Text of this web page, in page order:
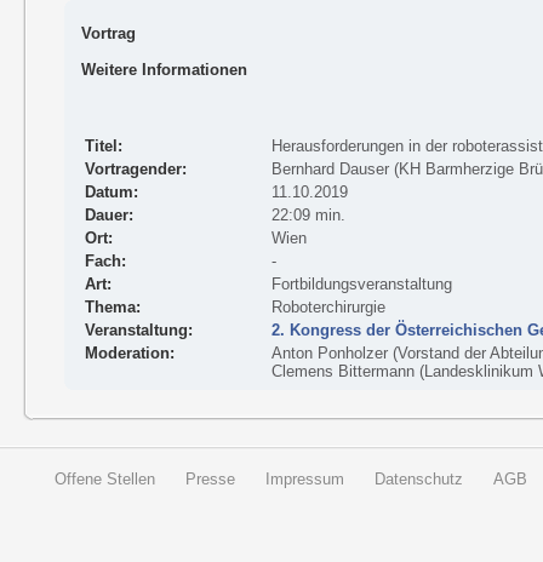
Vortrag
Weitere Informationen
Titel:
Herausforderungen in der
Vortragender:
Bernhard Dauser (KH Barmherzige
Datum:
11.10.2019
Dauer:
22:09 min.
Ort:
Wien
Fach:
-
Art:
Fortbildungsveranstaltung
Thema:
Roboterchirurgie
Veranstaltung:
2. Kongress der Österreichischen
Moderation:
Anton Ponholzer (Vorstand der
Clemens Bittermann (Landesklinikum
Offene Stellen Presse Impressum Datenschutz AGB